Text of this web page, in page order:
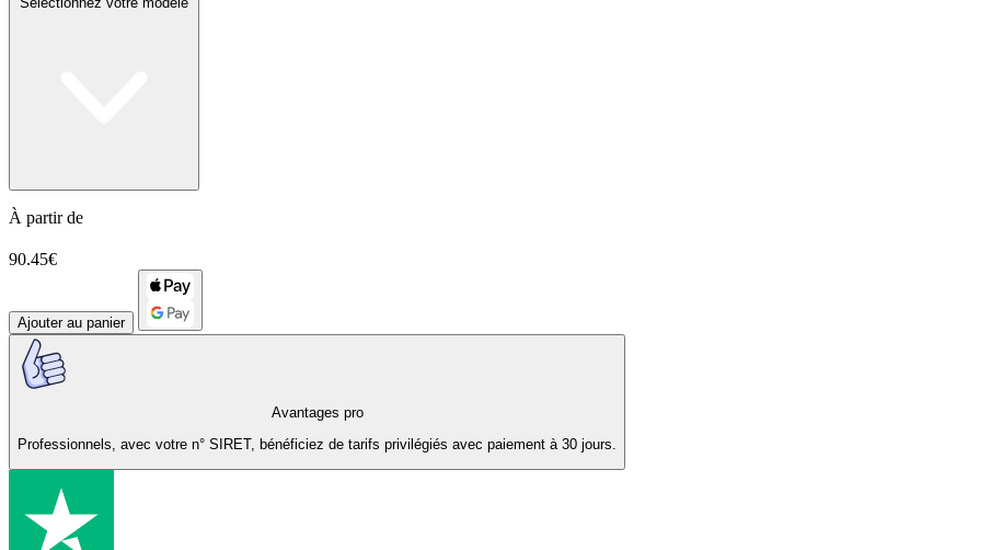
À partir de
90.45€
Ajouter au panier
Avantages pro
Professionnels, avec votre n° SIRET, bénéficiez de tarifs privilégiés avec paiement à 30 jours.